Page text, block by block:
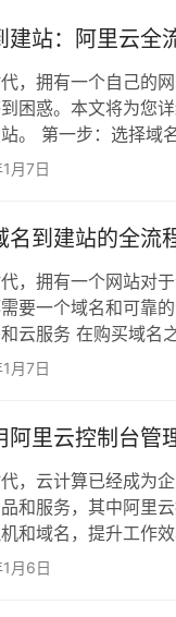
建站：阿里云全
，拥有一个自己的
困惑。本文将为您
。 第一步：选择域
域名时，需要注意
月7日
名到建站的全流
，拥有一个网站对
要一个域名和可靠
云服务 在购买域名
一样。云服务则是
月7日
阿里云控制台管
，云计算已经成为
和服务，其中阿里
和域名，提升工作
进行监控和配置。
月6日